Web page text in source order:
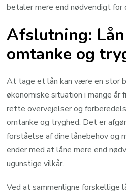
betaler mere end nødvendigt for
Afslutning:
omtanke og
At tage et lån kan være en stor
økonomiske situation i mange år
rette overvejelser og
omtanke og tryghed. Det er
forståelse af dine lånebehov og
ender med at låne mere end
ugunstige vilkår.
Ved at sammenligne forskellige